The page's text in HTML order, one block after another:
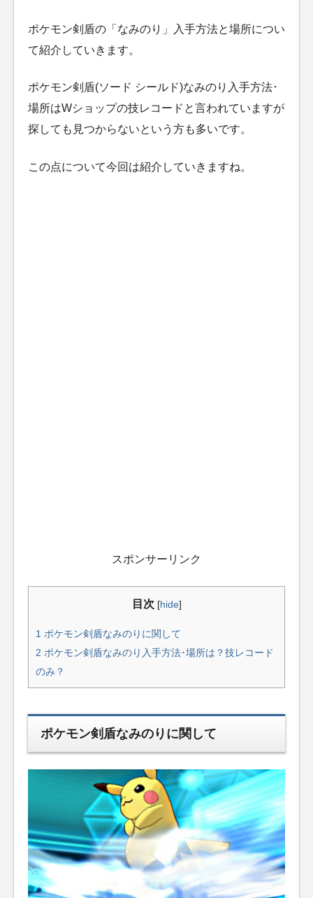
ポケモン剣盾の「なみのり」入手方法と場所につい
て紹介していきます。
ポケモン剣盾(ソード シールド)なみのり入手方法･
場所はWショップの技レコードと言われていますが
探しても見つからないという方も多いです。
この点について今回は紹介していきますね。
スポンサーリンク
目次 [hide]
1 ポケモン剣盾なみのりに関して
2 ポケモン剣盾なみのり入手方法･場所は？技レコード
のみ？
ポケモン剣盾なみのりに関して